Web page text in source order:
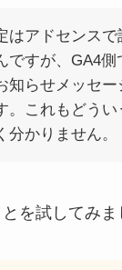
はアドセンスで
ですが、GA4側
知らせメッセー
。これもどうい
分かりません。
を試してみま